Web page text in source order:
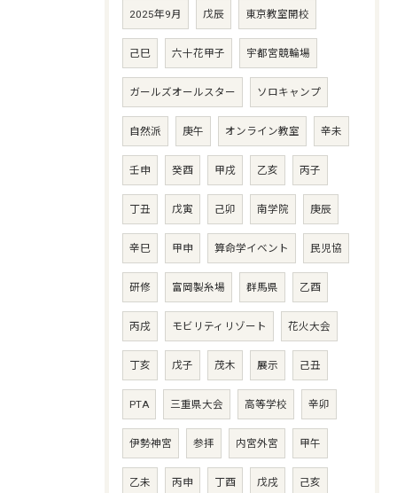
2025年9月 戊辰 東京教室開校
己巳 六十花甲子 宇都宮競輪場
ガールズオールスター ソロキャンプ
自然派 庚午 オンライン教室 辛未
壬申 癸酉 甲戌 乙亥 丙子
丁丑 戊寅 己卯 南学院 庚辰
辛巳 甲申 算命学イベント 民児協
研修 富岡製糸場 群馬県 乙酉
丙戌 モビリティリゾート 花火大会
丁亥 戊子 茂木 展示 己丑
PTA 三重県大会 高等学校 辛卯
伊勢神宮 参拝 内宮外宮 甲午
乙未 丙申 丁酉 戊戌 己亥